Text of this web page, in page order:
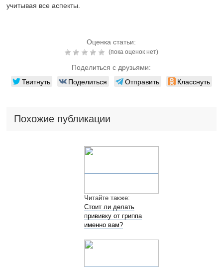
учитывая все аспекты.
Оценка статьи:
(пока оценок нет)
Поделиться с друзьями:
Твитнуть Поделиться Отправить Класснуть
Похожие публикации
Читайте также:
Стоит ли делать
прививку от гриппа
именно вам?